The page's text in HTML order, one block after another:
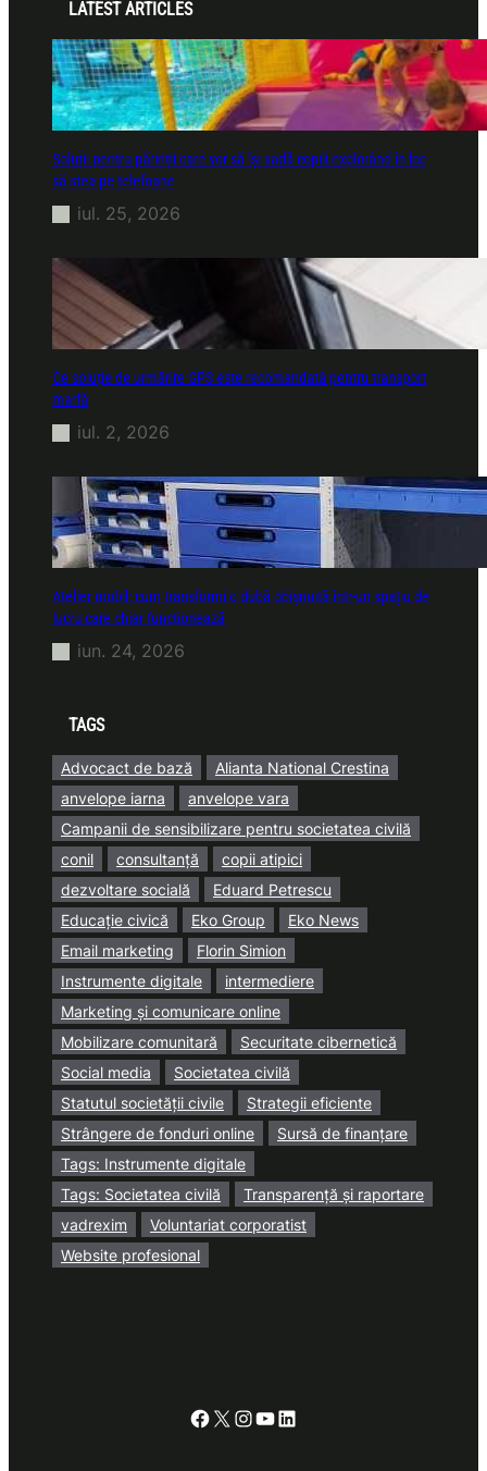
LATEST ARTICLES
Soluții pentru părinții care vor să își vadă copiii explorând în loc
să stea pe telefoane
iul. 25, 2026
Ce soluție de urmărire GPS este recomandată pentru transport
marfă
iul. 2, 2026
Atelier mobil: cum transformi o dubă obișnuită într-un spațiu de
lucru care chiar funcționează
iun. 24, 2026
TAGS
Advocact de bază
Alianta National Crestina
anvelope iarna
anvelope vara
Campanii de sensibilizare pentru societatea civilă
conil
consultanță
copii atipici
dezvoltare socială
Eduard Petrescu
Educație civică
Eko Group
Eko News
Email marketing
Florin Simion
Instrumente digitale
intermediere
Marketing și comunicare online
Mobilizare comunitară
Securitate cibernetică
Social media
Societatea civilă
Statutul societății civile
Strategii eficiente
Strângere de fonduri online
Sursă de finanțare
Tags: Instrumente digitale
Tags: Societatea civilă
Transparență și raportare
vadrexim
Voluntariat corporatist
Website profesional
Facebook
X Instagram
YouTube
LinkedIn